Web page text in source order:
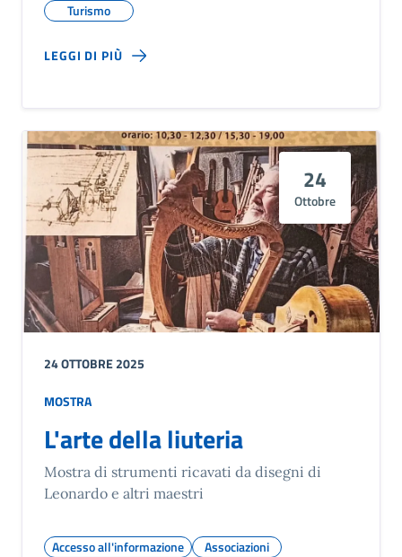
Turismo
LEGGI DI PIÙ
24
Ottobre
24 OTTOBRE 2025
MOSTRA
L'arte della liuteria
Mostra di strumenti ricavati da disegni di
Leonardo e altri maestri
Accesso all'informazione
Associazioni